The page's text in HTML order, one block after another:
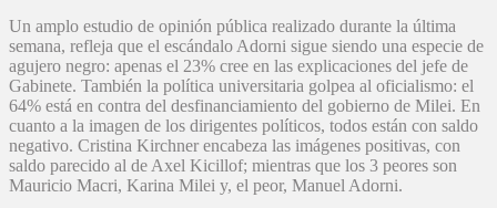
Un amplo estudio de opinión pública realizado durante la última
semana, refleja que el escándalo Adorni sigue siendo una especie de
agujero negro: apenas el 23% cree en las explicaciones del jefe de
Gabinete. También la política universitaria golpea al oficialismo: el
64% está en contra del desfinanciamiento del gobierno de Milei. En
cuanto a la imagen de los dirigentes políticos, todos están con saldo
negativo. Cristina Kirchner encabeza las imágenes positivas, con
saldo parecido al de Axel Kicillof; mientras que los 3 peores son
Mauricio Macri, Karina Milei y, el peor, Manuel Adorni.